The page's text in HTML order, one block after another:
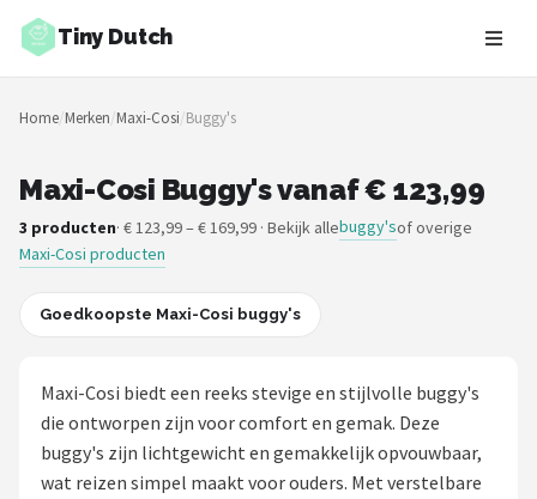
Tiny Dutch
Zoeken
NAVIGATIE
Merken
Blog
Knuffel Cadeaus
Babykleding Cadeaus
Home/Merken/Maxi-Cosi/Buggy's
Maxi-Cosi Buggy's vanaf € 123,99
3 producten· € 123,99 – € 169,99 · Bekijk allebuggy'sof overige
Maxi-Cosi producten
Goedkoopste Maxi-Cosi buggy's
Maxi-Cosi biedt een reeks stevige en stijlvolle buggy's
die ontworpen zijn voor comfort en gemak. Deze
buggy's zijn lichtgewicht en gemakkelijk opvouwbaar,
wat reizen simpel maakt voor ouders. Met verstelbare